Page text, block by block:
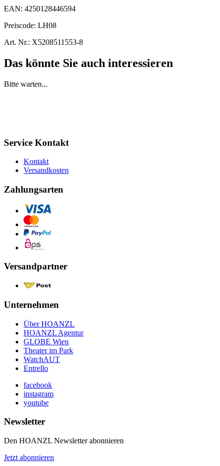
EAN: 4250128446594
Preiscode: LH08
Art. Nr.: X5208511553-8
Das könnte Sie auch interessieren
Bitte warten...
Service Kontakt
Kontakt
Versandkosten
Zahlungsarten
Versandpartner
Unternehmen
Über HOANZL
HOANZL Agentur
GLOBE Wien
Theater im Park
WatchAUT
Entrello
facebook
instagram
youtube
Newsletter
Den HOANZL Newsletter abonnieren
Jetzt abonnieren